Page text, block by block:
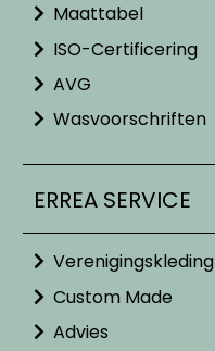
Maattabel
ISO-Certificering
AVG
Wasvoorschriften
ERREA SERVICE
Verenigingskleding
Custom Made
Advies